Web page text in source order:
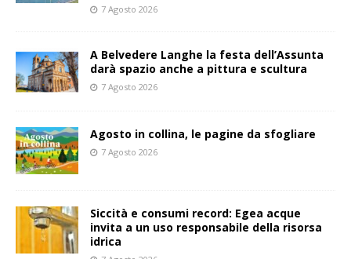
7 Agosto 2026
A Belvedere Langhe la festa dell’Assunta
darà spazio anche a pittura e scultura
7 Agosto 2026
Agosto in collina, le pagine da sfogliare
7 Agosto 2026
Siccità e consumi record: Egea acque
invita a un uso responsabile della risorsa
idrica